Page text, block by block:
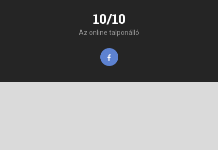
10/10
Az online talponálló